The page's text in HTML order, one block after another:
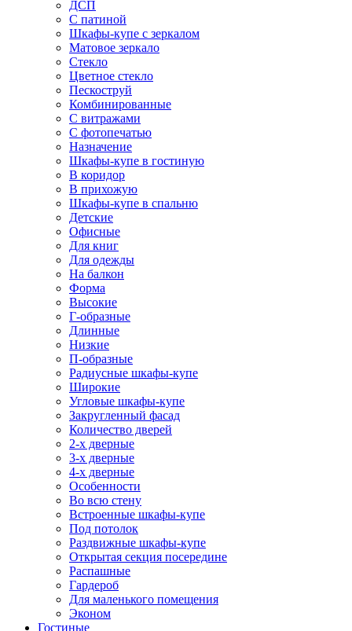
ДСП
С патиной
Шкафы-купе с зеркалом
Матовое зеркало
Стекло
Цветное стекло
Пескоструй
Комбинированные
С витражами
С фотопечатью
Назначение
Шкафы-купе в гостиную
В коридор
В прихожую
Шкафы-купе в спальню
Детские
Офисные
Для книг
Для одежды
На балкон
Форма
Высокие
Г-образные
Длинные
Низкие
П-образные
Радиусные шкафы-купе
Широкие
Угловые шкафы-купе
Закругленный фасад
Количество дверей
2-х дверные
3-х дверные
4-х дверные
Особенности
Во всю стену
Встроенные шкафы-купе
Под потолок
Раздвижные шкафы-купе
Открытая секция посередине
Распашные
Гардероб
Для маленького помещения
Эконом
Гостиные